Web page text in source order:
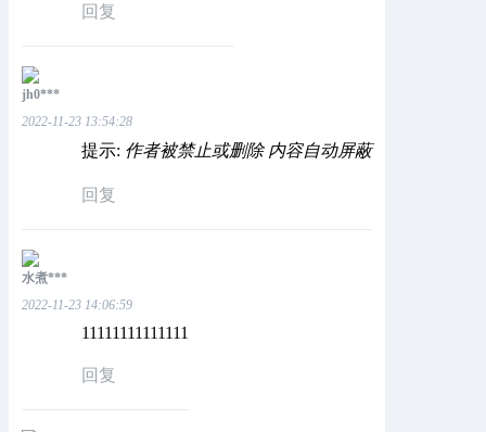
回复
jh0***
2022-11-23 13:54:28
提示: 作者被禁止或删除 内容自动屏蔽
回复
水煮***
2022-11-23 14:06:59
11111111111111
回复